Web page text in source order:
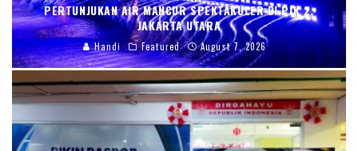
PERTUNJUKAN AIR MANCUR SPEKTAKULER DI PIK 2,
JAKARTA UTARA
Handi Featured August 7, 2026